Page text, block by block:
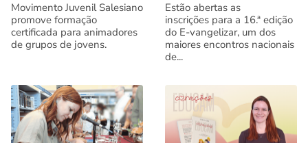
Movimento Juvenil Salesiano
promove formação
certificada para animadores
de grupos de jovens.
Estão abertas as
inscrições para a 16.ª edição
do E-vangelizar, um dos
maiores encontros nacionais
de...